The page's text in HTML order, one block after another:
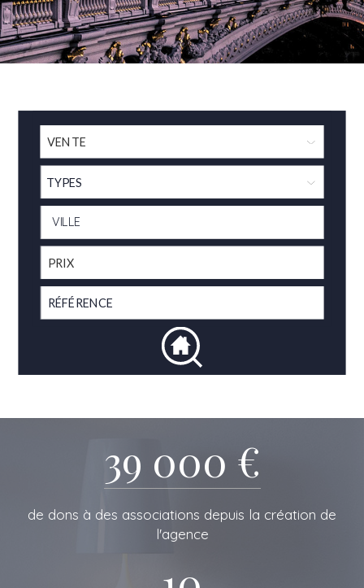
TYPES
39 000 €
de dons à des associations depuis la création de
l'agence